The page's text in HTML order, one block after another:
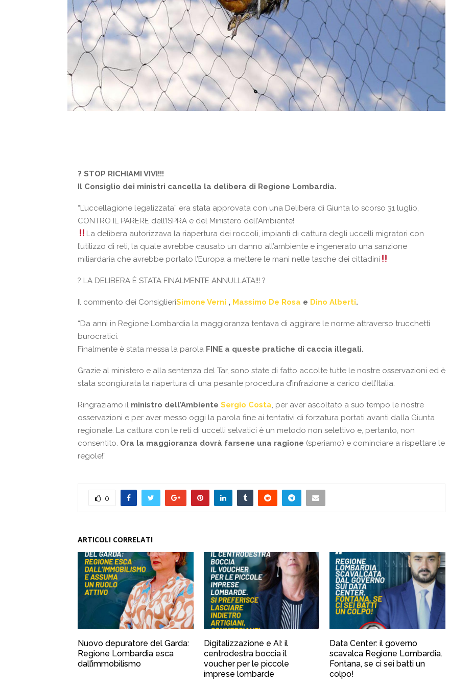
? STOP RICHIAMI VIVI!!!
Il Consiglio dei ministri cancella la delibera di Regione Lombardia.
“L’uccellagione legalizzata” era stata approvata con una Delibera di Giunta lo scorso 31 luglio,
CONTRO IL PARERE dell’ISPRA e del Ministero dell’Ambiente!
La delibera autorizzava la riapertura dei roccoli, impianti di cattura degli uccelli migratori con
l’utilizzo di reti, la quale avrebbe causato un danno all’ambiente e ingenerato una sanzione
miliardaria che avrebbe portato l’Europa a mettere le mani nelle tasche dei cittadini
? LA DELIBERA È STATA FINALMENTE ANNULLATA!!! ?
Il commento dei ConsiglieriSimone Verni , Massimo De Rosa e Dino Alberti.
“Da anni in Regione Lombardia la maggioranza tentava di aggirare le norme attraverso trucchetti
burocratici.
Finalmente è stata messa la parola FINE a queste pratiche di caccia illegali.
Grazie al ministero e alla sentenza del Tar, sono state di fatto accolte tutte le nostre osservazioni ed è
stata scongiurata la riapertura di una pesante procedura d’infrazione a carico dell’Italia.
Ringraziamo il ministro dell’Ambiente Sergio Costa , per aver ascoltato a suo tempo le nostre
osservazioni e per aver messo oggi la parola fine ai tentativi di forzatura portati avanti dalla Giunta
regionale. La cattura con le reti di uccelli selvatici è un metodo non selettivo e, pertanto, non
consentito. Ora la maggioranza dovrà farsene una ragione (speriamo) e cominciare a rispettare le
regole!”
0
ARTICOLI CORRELATI
Nuovo depuratore del Garda:
Regione Lombardia esca
dall’immobilismo
Digitalizzazione e AI: il
centrodestra boccia il
voucher per le piccole
imprese lombarde
Data Center: il governo
scavalca Regione Lombardia.
Fontana, se ci sei batti un
colpo!